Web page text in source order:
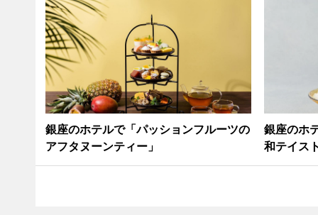
銀座のホテルで「パッションフルーツの
アフタヌーンティー」
銀座のホ
和テイス